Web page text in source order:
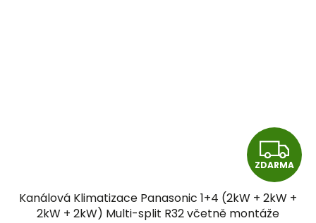
Z
D
A
ZDARMA
Kanálová Klimatizace Panasonic 1+4 (2kW + 2kW +
2kW + 2kW) Multi-split R32 včetně montáže